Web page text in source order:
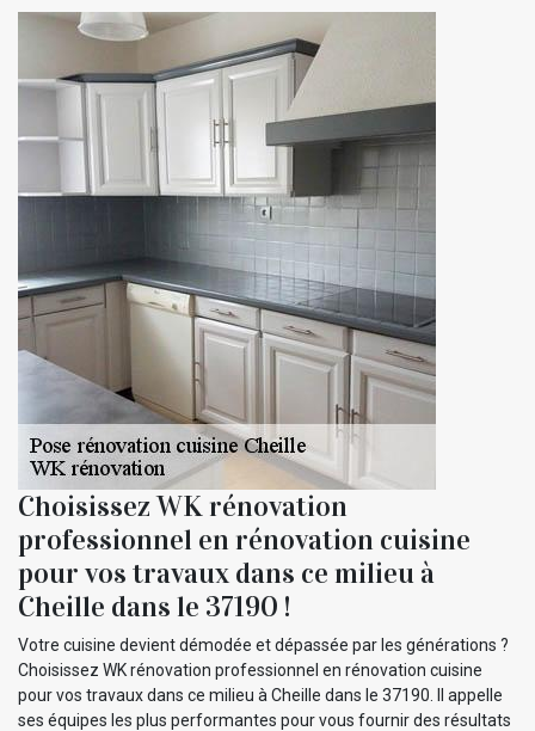
Choisissez WK rénovation
professionnel en rénovation cuisine
pour vos travaux dans ce milieu à
Cheille dans le 37190 !
Votre cuisine devient démodée et dépassée par les générations ?
Choisissez WK rénovation professionnel en rénovation cuisine
pour vos travaux dans ce milieu à Cheille dans le 37190. Il appelle
ses équipes les plus performantes pour vous fournir des résultats